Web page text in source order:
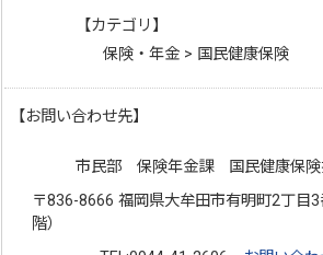
【カテゴリ】
保険・年金 > 国民健康保険
【お問い合わせ先】
市民部 保険年金課 国民健康保険
〒836-8666 福岡県大牟田市有明町2丁目
階）